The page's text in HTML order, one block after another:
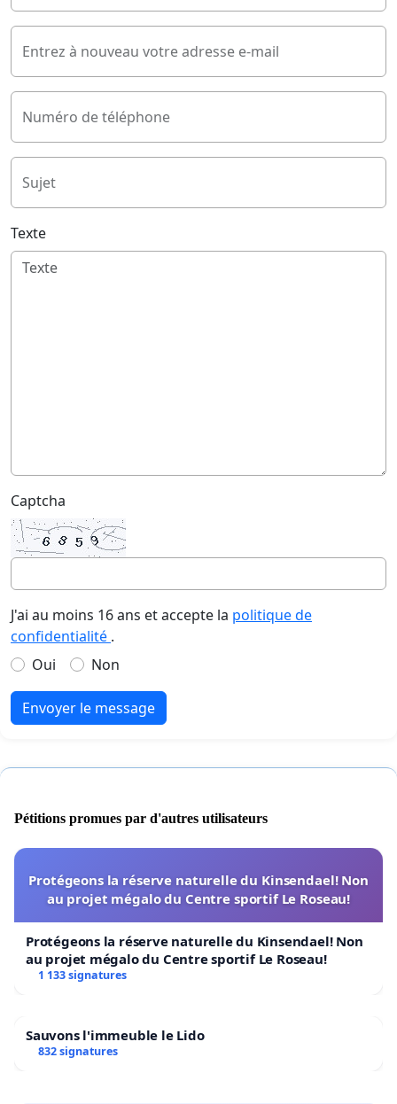
Entrez à nouveau votre adresse e-mail
Numéro de téléphone
Sujet
Texte
Captcha
J'ai au moins 16 ans et accepte la politique de
confidentialité .
Oui
Non
Envoyer le message
Pétitions promues par d'autres utilisateurs
Protégeons la réserve naturelle du Kinsendael! Non
au projet mégalo du Centre sportif Le Roseau!
Protégeons la réserve naturelle du Kinsendael! Non
au projet mégalo du Centre sportif Le Roseau!
1 133 signatures
Sauvons l'immeuble le Lido
832 signatures